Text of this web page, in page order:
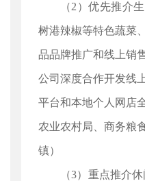
（2）优先推介
树港辣椒等特色蔬菜
品品牌推广和线上销
公司深度合作开发线
平台和本地个人网店
农业农村局、商务粮
镇）
（3）重点推介